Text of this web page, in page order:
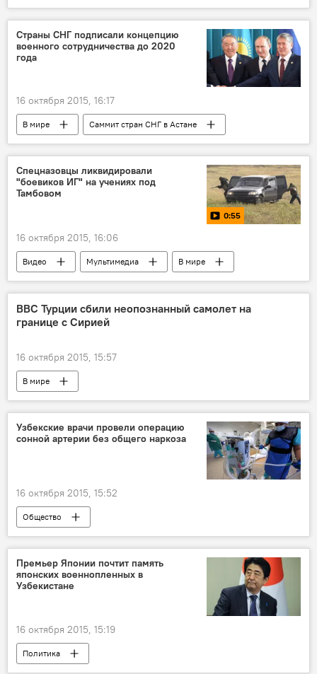
Страны СНГ подписали концепцию
военного сотрудничества до 2020
года
16 октября 2015, 16:17
В мире Саммит стран СНГ в Астане
Спецназовцы ликвидировали
"боевиков ИГ" на учениях под
Тамбовом
0:55
16 октября 2015, 16:06
Видео Мультимедиа В мире
ВВС Турции сбили неопознанный самолет на
границе с Сирией
16 октября 2015, 15:57
В мире
Узбекские врачи провели операцию
сонной артерии без общего наркоза
16 октября 2015, 15:52
Общество
Премьер Японии почтит память
японских военнопленных в
Узбекистане
16 октября 2015, 15:19
Политика